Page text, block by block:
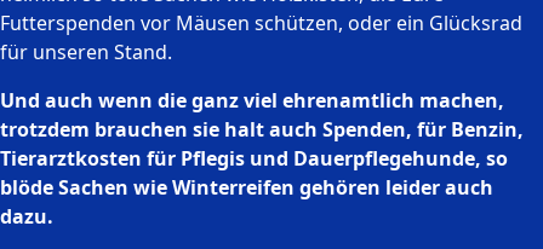
Futterspenden vor Mäusen schützen, oder ein Glücksrad
für unseren Stand.
Und auch wenn die ganz viel ehrenamtlich machen,
trotzdem brauchen sie halt auch Spenden, für Benzin,
Tierarztkosten für Pflegis und Dauerpflegehunde, so
blöde Sachen wie Winterreifen gehören leider auch
dazu.